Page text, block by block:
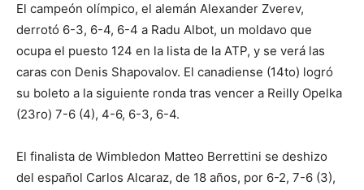
El campeón olímpico, el alemán Alexander Zverev,
derrotó 6-3, 6-4, 6-4 a Radu Albot, un moldavo que
ocupa el puesto 124 en la lista de la ATP, y se verá las
caras con Denis Shapovalov. El canadiense (14to) logró
su boleto a la siguiente ronda tras vencer a Reilly Opelka
(23ro) 7-6 (4), 4-6, 6-3, 6-4.
El finalista de Wimbledon Matteo Berrettini se deshizo
del español Carlos Alcaraz, de 18 años, por 6-2, 7-6 (3),